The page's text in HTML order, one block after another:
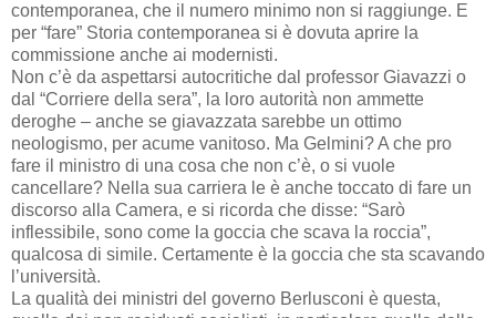
contemporanea, che il numero minimo non si raggiunge. E
per “fare” Storia contemporanea si è dovuta aprire la
commissione anche ai modernisti.
Non c’è da aspettarsi autocritiche dal professor Giavazzi o
dal “Corriere della sera”, la loro autorità non ammette
deroghe – anche se giavazzata sarebbe un ottimo
neologismo, per acume vanitoso. Ma Gelmini? A che pro
fare il ministro di una cosa che non c’è, o si vuole
cancellare? Nella sua carriera le è anche toccato di fare un
discorso alla Camera, e si ricorda che disse: “Sarò
inflessibile, sono come la goccia che scava la roccia”,
qualcosa di simile. Certamente è la goccia che sta scavando
l’università.
La qualità dei ministri del governo Berlusconi è questa,